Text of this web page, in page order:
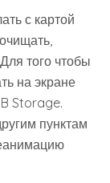
с картой
того чтобы
на экране
Storage.
пунктам